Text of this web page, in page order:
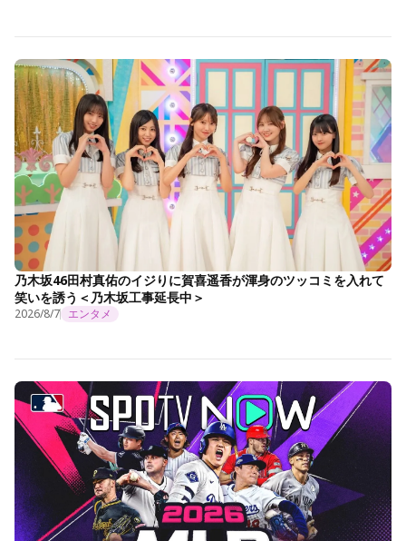
乃木坂46田村真佑のイジりに賀喜遥香が渾身のツッコミを入れて
笑いを誘う＜乃木坂工事延長中＞
2026/8/7 エンタメ